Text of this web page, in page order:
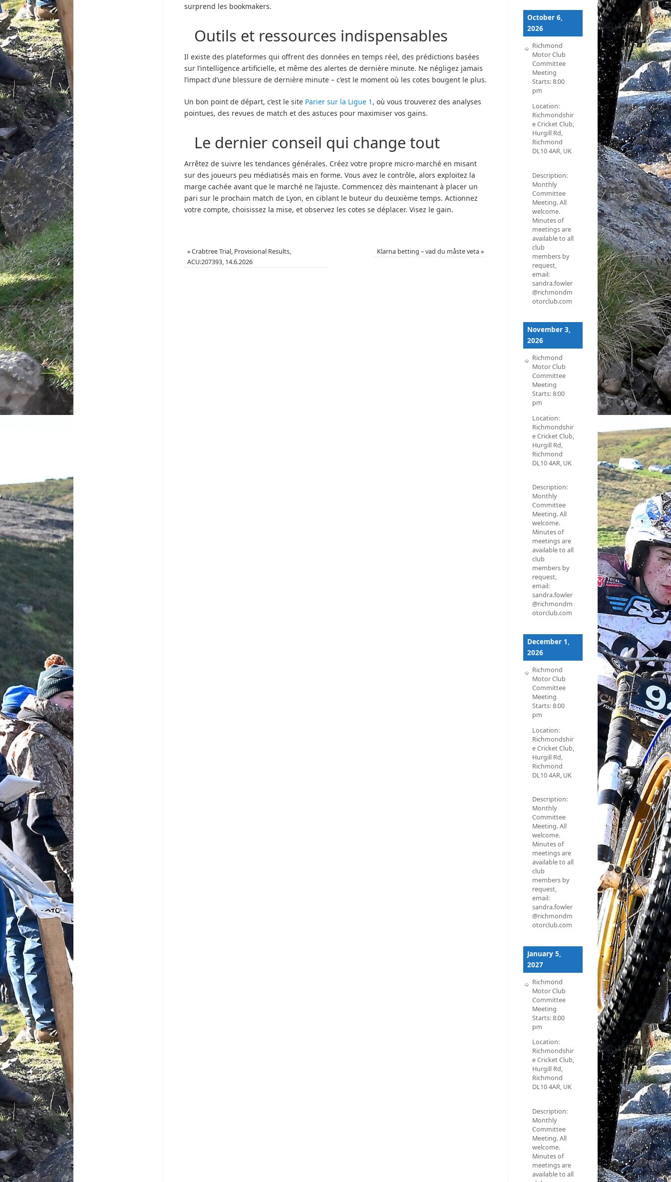
surprend les bookmakers.
Outils et ressources indispensables
Il existe des plateformes qui offrent des données en temps réel, des prédictions basées
sur l’intelligence artificielle, et même des alertes de dernière minute. Ne négligez jamais
l’impact d’une blessure de dernière minute – c’est le moment où les cotes bougent le plus.
Un bon point de départ, c’est le site Parier sur la Ligue 1 , où vous trouverez des analyses
pointues, des revues de match et des astuces pour maximiser vos gains.
Le dernier conseil qui change tout
Arrêtez de suivre les tendances générales. Créez votre propre micro-marché en misant
sur des joueurs peu médiatisés mais en forme. Vous avez le contrôle, alors exploitez la
marge cachée avant que le marché ne l’ajuste. Commencez dès maintenant à placer un
pari sur le prochain match de Lyon, en ciblant le buteur du deuxième temps. Actionnez
votre compte, choisissez la mise, et observez les cotes se déplacer. Visez le gain.
«Crabtree Trial, Provisional Results,
ACU:207393, 14.6.2026
Klarna betting – vad du måste veta »
October 6,
2026
Richmond
Motor Club
Committee
Meeting
Starts:8:00
pm
Location:
Richmondshir
e Cricket Club,
Hurgill Rd,
Richmond
DL10 4AR, UK
Description:
Monthly
Committee
Meeting. All
welcome.
Minutes of
meetings are
available to all
club
members by
request,
email:
sandra.fowler
@richmondm
otorclub.com
November 3,
2026
Richmond
Motor Club
Committee
Meeting
Starts:8:00
pm
Location:
Richmondshir
e Cricket Club,
Hurgill Rd,
Richmond
DL10 4AR, UK
Description:
Monthly
Committee
Meeting. All
welcome.
Minutes of
meetings are
available to all
club
members by
request,
email:
sandra.fowler
@richmondm
otorclub.com
December 1,
2026
Richmond
Motor Club
Committee
Meeting
Starts:8:00
pm
Location:
Richmondshir
e Cricket Club,
Hurgill Rd,
Richmond
DL10 4AR, UK
Description:
Monthly
Committee
Meeting. All
welcome.
Minutes of
meetings are
available to all
club
members by
request,
email:
sandra.fowler
@richmondm
otorclub.com
January 5,
2027
Richmond
Motor Club
Committee
Meeting
Starts:8:00
pm
Location:
Richmondshir
e Cricket Club,
Hurgill Rd,
Richmond
DL10 4AR, UK
Description:
Monthly
Committee
Meeting. All
welcome.
Minutes of
meetings are
available to all